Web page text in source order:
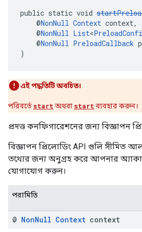
public static void
@NonNull Context context,
@NonNull List<
@NonNull PreloadCallback
)
এই পদ্ধতিটি অবচিত।
পরিবর্তে start অথবা start ব্যবহার করুন।
প্রদত্ত কনফিগারেশনের জন্য বিজ্ঞাপন
বিজ্ঞাপন প্রিলোডিং API গুলি সীমিত
তথ্যের জন্য অনুগ্রহ করে আপনার
যোগাযোগ করুন।
পরামিতি
@ NonNull Context context